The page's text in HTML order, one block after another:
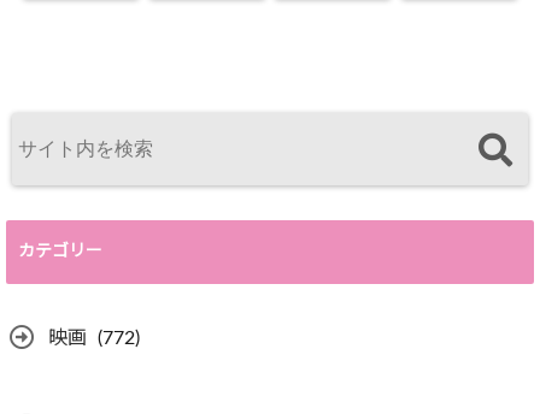
カテゴリー
映画 (772)